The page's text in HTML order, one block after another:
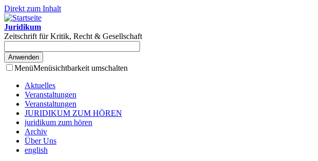
Direkt zum Inhalt
Juridikum
Zeitschrift für Kritik, Recht & Gesellschaft
MenüMenüsichtbarkeit umschalten
Aktuelles
Veranstaltungen
Veranstaltungen
JURIDIKUM ZUM HÖREN
juridikum zum hören
Archiv
Über Uns
english